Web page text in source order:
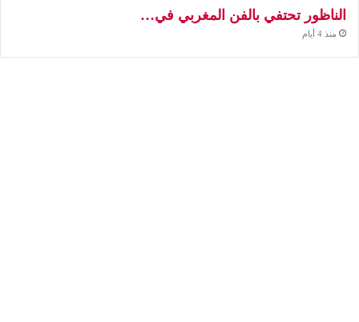
الناظور تحتفي بالفن المغربي في…
منذ 4 أيام